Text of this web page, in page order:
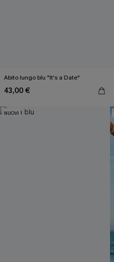
Abito lungo blu "It's a Date"
43,00 €
NUOVI